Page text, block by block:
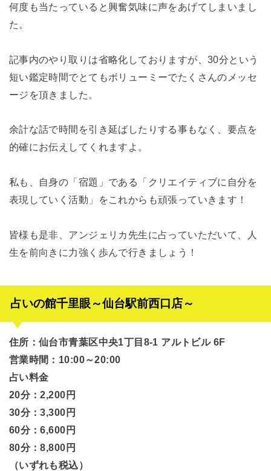
何度も当たっていると興奮気味に声をあげてしまいまし
た。
記事内のやり取りは省略化しておりますが、30分という
短い鑑定時間でとてもボリューミーでたくさんのメッセ
ージを頂きました。
余計な話で時間を引き延ばしたりする事もなく、要点を
的確にお伝えしてくれますよ。
私も、自身の「宿題」である「クリエイティブに自分を
表現していく活動」をこれからも頑張っていきます！
皆様も是非、アンジェリカ先生に占っていただいて、人
生を前向きに力強く歩んで行きましょう！
占いの館千里眼～仙台駅前西口店～
住所：仙台市青葉区中央1丁目8-1 アルトビル 6F
営業時間：10:00～20:00
占い料金
20分：2,200円
30分：3,300円
60分：6,600円
80分：8,800円
（いずれも税込）